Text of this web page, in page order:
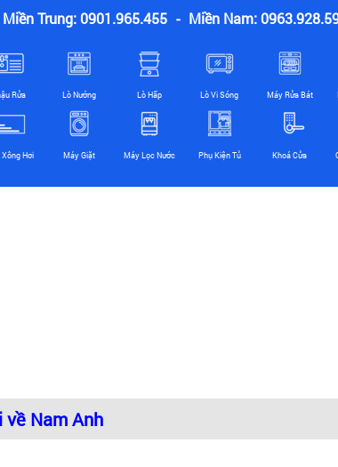
Miền Trung: 0901.965.455 - Miền Nam:
Rửa Lò Nướng Lò Hấp Lò Vi Sóng Máy Rửa Bát
Hơi Máy Giặt Máy Lọc Nước Phụ Kiện Tủ Khoá Cửa
về Nam Anh